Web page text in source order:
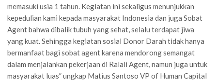
memasuki usia 1 tahun. Kegiatan ini sekaligus menunjukkan
kepedulian kami kepada masyarakat Indonesia dan juga Sobat
Agent bahwa dibalik tubuh yang sehat, selalu terdapat jiwa
yang kuat. Sehingga kegiatan sosial Donor Darah tidak hanya
bermanfaat bagi sobat agent karena mendorong semangat
dalam menjalankan pekerjaan di Ralali Agent, namun juga untuk
masyarakat luas” ungkap Matius Santoso VP of Human Capital